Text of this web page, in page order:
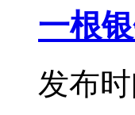
一根
发布